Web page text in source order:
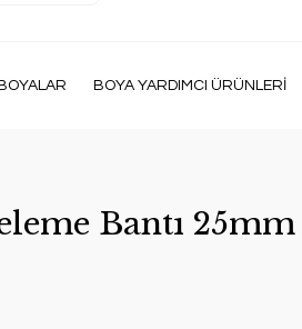
BOYA YARDIMCI ÜRÜNLERİ
Bantı 25mm